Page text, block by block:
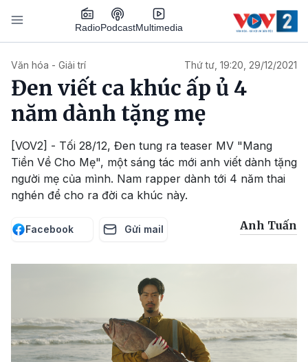
Nhảy đến nội dung
RadioPodcastMultimedia
Văn hóa - Giải trí Thứ tư, 19:20, 29/12/2021
Đen viết ca khúc ấp ủ 4
năm dành tặng mẹ
[VOV2] - Tối 28/12, Đen tung ra teaser MV "Mang
Tiền Về Cho Mẹ", một sáng tác mới anh viết dành tặng
người mẹ của mình. Nam rapper dành tới 4 năm thai
nghén để cho ra đời ca khúc này.
Facebook Gửi mail Anh Tuấn